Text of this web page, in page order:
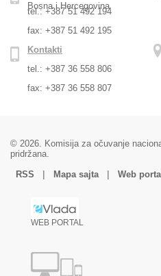
Bosna i Hercegovina
tel.: +387 51 492 194
fax: +387 51 492 195
Kontakti
tel.: +387 36 558 806
fax: +387 36 558 807
© 2026. Komisija za očuvanje
pridržana.
RSS
| Mapa sajta | Web
WEB PORTAL